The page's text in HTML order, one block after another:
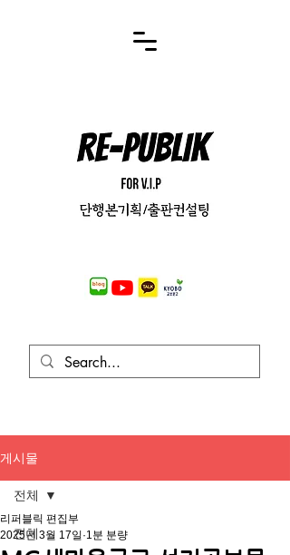
게시물
전체
전체
리퍼블릭 편집부
2025년 3월 17일 1분 분량